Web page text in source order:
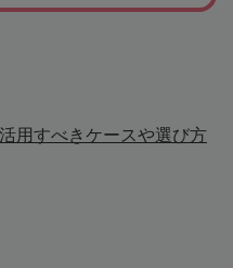
用すべきケースや選び方